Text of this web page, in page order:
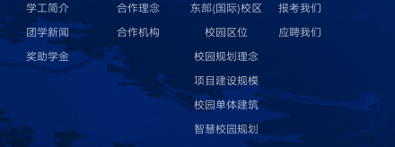
学工简介
团学新闻
奖助学金
合作理念
合作机构
东部(国际)校区
校园区位
校园规划理念
项目建设规模
校园单体建筑
智慧校园规划
报考我们
应聘我们